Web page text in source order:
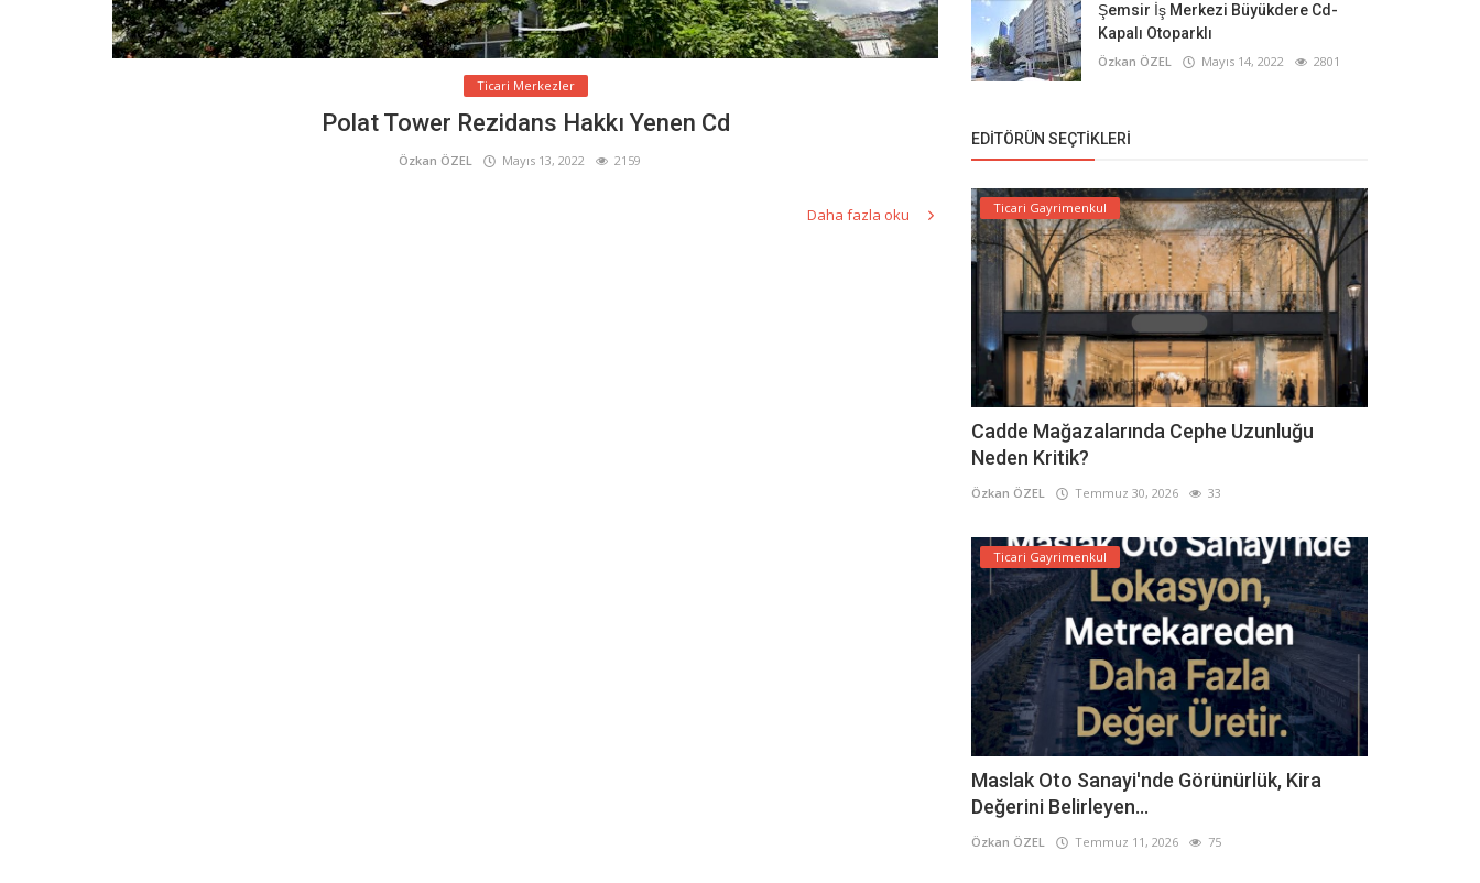
Ticari Merkezler
Polat Tower Rezidans Hakkı Yenen Cd
Özkan ÖZEL Mayıs 13, 2022 2159
Daha fazla oku
Şemsir İş Merkezi Büyükdere Cd-
Kapalı Otoparklı
Özkan ÖZEL Mayıs 14, 2022 2801
EDITÖRÜN SEÇTIKLERI
Ticari Gayrimenkul
Cadde Mağazalarında Cephe Uzunluğu
Neden Kritik?
Özkan ÖZEL Temmuz 30, 2026 33
Ticari Gayrimenkul
Maslak Oto Sanayi'nde Görünürlük, Kira
Değerini Belirleyen...
Özkan ÖZEL Temmuz 11, 2026 75